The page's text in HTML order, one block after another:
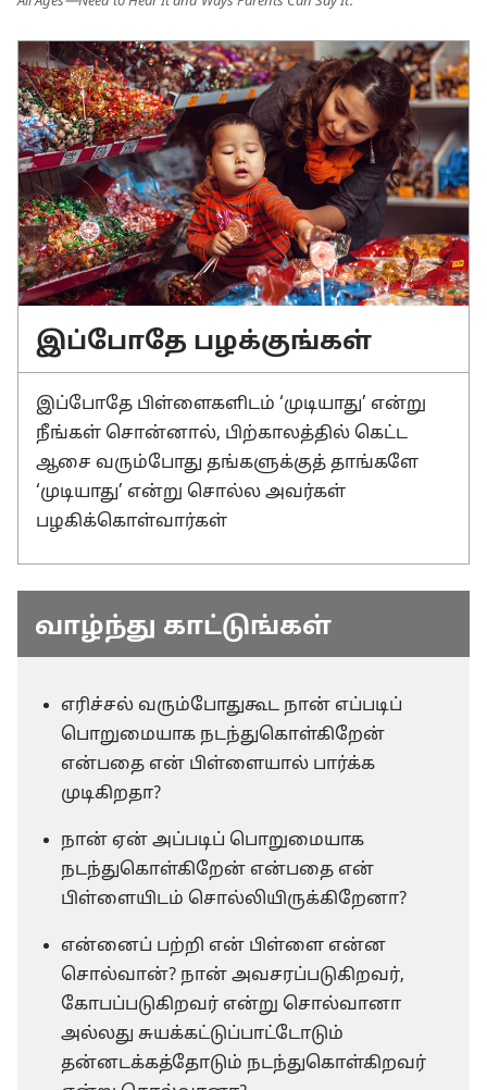
இப்போதே பழக்குங்கள்
இப்போதே பிள்ளைகளிடம் ‘முடியாது’ என்று
நீங்கள் சொன்னால், பிற்காலத்தில் கெட்ட
ஆசை வரும்போது தங்களுக்குத் தாங்களே
‘முடியாது’ என்று சொல்ல அவர்கள்
பழகிக்கொள்வார்கள்
வாழ்ந்து காட்டுங்கள்
எரிச்சல் வரும்போதுகூட நான் எப்படிப்
பொறுமையாக நடந்துகொள்கிறேன்
என்பதை என் பிள்ளையால் பார்க்க
முடிகிறதா?
நான் ஏன் அப்படிப் பொறுமையாக
நடந்துகொள்கிறேன் என்பதை என்
பிள்ளையிடம் சொல்லியிருக்கிறேனா?
என்னைப் பற்றி என் பிள்ளை என்ன
சொல்வான்? நான் அவசரப்படுகிறவர்,
கோபப்படுகிறவர் என்று சொல்வானா
அல்லது சுயக்கட்டுப்பாட்டோடும்
தன்னடக்கத்தோடும் நடந்துகொள்கிறவர்